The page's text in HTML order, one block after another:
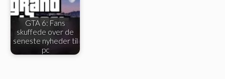
GTA 6: Fans
skuffede over de
seneste nyheder til
pc